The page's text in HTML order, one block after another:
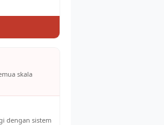
skala
dengan sistem